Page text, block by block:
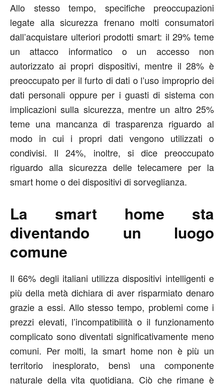
Allo stesso tempo, specifiche preoccupazioni
legate alla sicurezza frenano molti consumatori
dall’acquistare ulteriori prodotti smart: il 29% teme
un attacco informatico o un accesso non
autorizzato ai propri dispositivi, mentre il 28% è
preoccupato per il furto di dati o l’uso improprio dei
dati personali oppure per i guasti di sistema con
implicazioni sulla sicurezza, mentre un altro 25%
teme una mancanza di trasparenza riguardo al
modo in cui i propri dati vengono utilizzati o
condivisi. Il 24%, inoltre, si dice preoccupato
riguardo alla sicurezza delle telecamere per la
smart home o dei dispositivi di sorveglianza.
La smart home sta
diventando un luogo
comune
Il 66% degli italiani utilizza dispositivi intelligenti e
più della metà dichiara di aver risparmiato denaro
grazie a essi. Allo stesso tempo, problemi come i
prezzi elevati, l’incompatibilità o il funzionamento
complicato sono diventati significativamente meno
comuni. Per molti, la smart home non è più un
territorio inesplorato, bensì una componente
naturale della vita quotidiana. Ciò che rimane è